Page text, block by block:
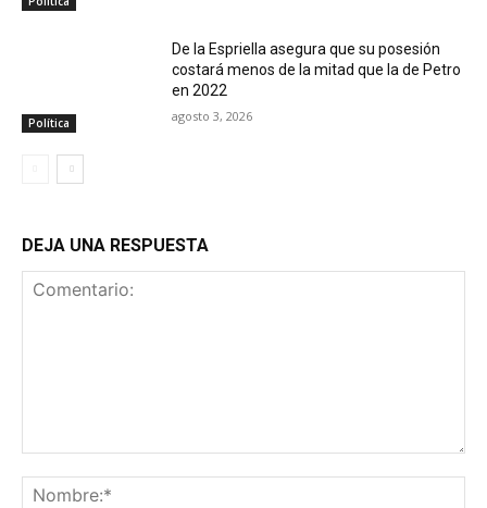
Política
De la Espriella asegura que su posesión
costará menos de la mitad que la de Petro
en 2022
agosto 3, 2026
DEJA UNA RESPUESTA